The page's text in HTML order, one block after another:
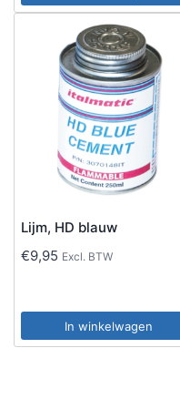
Lijm, HD blauw
€9,95 Excl. BTW
In winkelwagen